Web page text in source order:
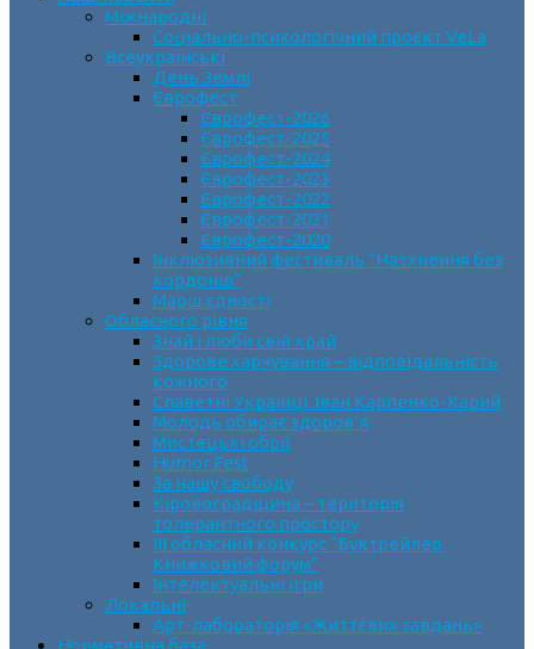
Міжнародні
Соціально-психологічний проєкт VeLa
Всеукраїнські
День Землі
Єврофест
Єврофест-2026
Єврофест-2025
Єврофест-2024
Єврофест-2023
Єврофест-2022
Єврофест-2021
Єврофест-2020
Інклюзивний фестиваль “Натхнення без
кордонів”
Марш єдності
Обласного рівня
Знай і люби свій край
Здорове харчування – відповідальність
кожного
Славетні Українці. Іван Карпенко-Карий
Молодь обирає здоров’я
Мистецькі обрії
Humor Fest
За нашу свободу
Кіровоградщина – територія
толерантного простору
ІII обласний конкурс “Буктрейлер.
Книжковий форум”
Інтелектуальні ігри
Локальні
Арт-лабораторія «Життєвих завдань»
Нормативна база